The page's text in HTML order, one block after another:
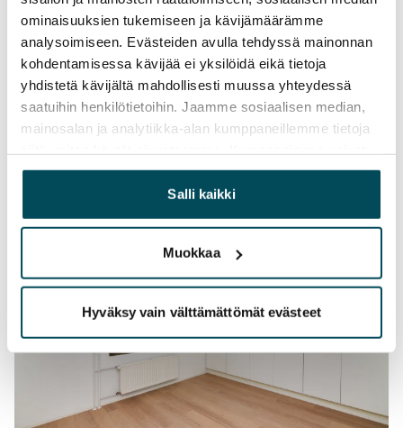
ominaisuuksien tukemiseen ja kävijämäärämme
analysoimiseen. Evästeiden avulla tehdyssä mainonnan
kohdentamisessa kävijää ei yksilöidä eikä tietoja
yhdistetä kävijältä mahdollisesti muussa yhteydessä
saatuihin henkilötietoihin. Jaamme sosiaalisen median,
mainosalan ja analytiikka-alan kumppaneillemme tietoja
yhdistää näitä tietoja muihin tietoihin, joita olet antanut
heille tai joita on kerätty, kun olet käyttänyt heidän
palvelujaan.
Salli kaikki
Muokkaa
Hyväksy vain välttämättömät evästeet